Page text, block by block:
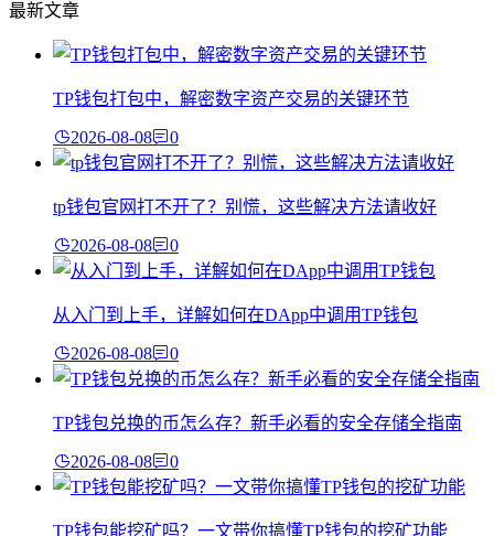
最新文章
TP钱包打包中，解密数字资产交易的关键环节
2026-08-08 0
tp钱包官网打不开了？别慌，这些解决方法请收好
2026-08-08 0
从入门到上手，详解如何在DApp中调用TP钱包
2026-08-08 0
TP钱包兑换的币怎么存？新手必看的安全存储全指南
2026-08-08 0
TP钱包能挖矿吗？一文带你搞懂TP钱包的挖矿功能